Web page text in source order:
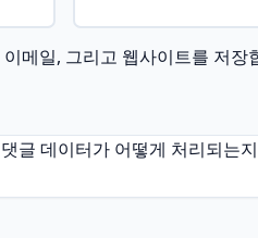
메일, 그리고 웹사이트를 저장
댓글 데이터가 어떻게 처리되는